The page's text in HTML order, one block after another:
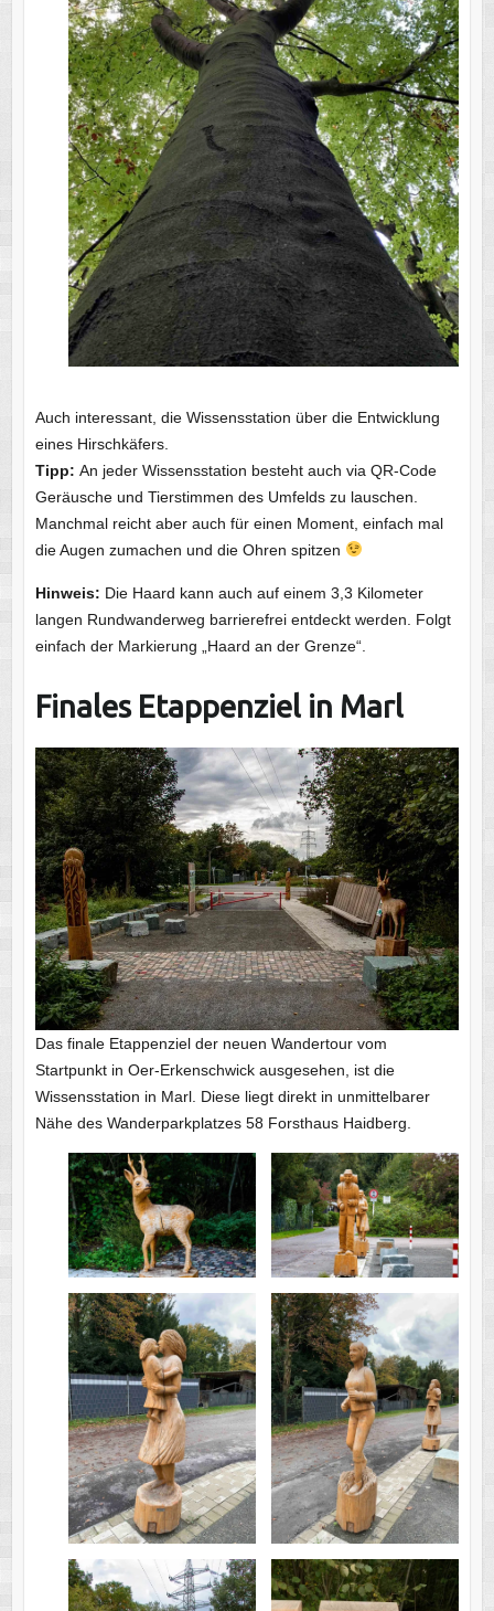
Auch interessant, die Wissensstation über die Entwicklung
eines Hirschkäfers.
Tipp: An jeder Wissensstation besteht auch via QR-Code
Geräusche und Tierstimmen des Umfelds zu lauschen.
Manchmal reicht aber auch für einen Moment, einfach mal
die Augen zumachen und die Ohren spitzen
Hinweis: Die Haard kann auch auf einem 3,3 Kilometer
langen Rundwanderweg barrierefrei entdeckt werden. Folgt
einfach der Markierung „Haard an der Grenze“.
Finales Etappenziel in Marl
Das finale Etappenziel der neuen Wandertour vom
Startpunkt in Oer-Erkenschwick ausgesehen, ist die
Wissensstation in Marl. Diese liegt direkt in unmittelbarer
Nähe des Wanderparkplatzes 58 Forsthaus Haidberg.